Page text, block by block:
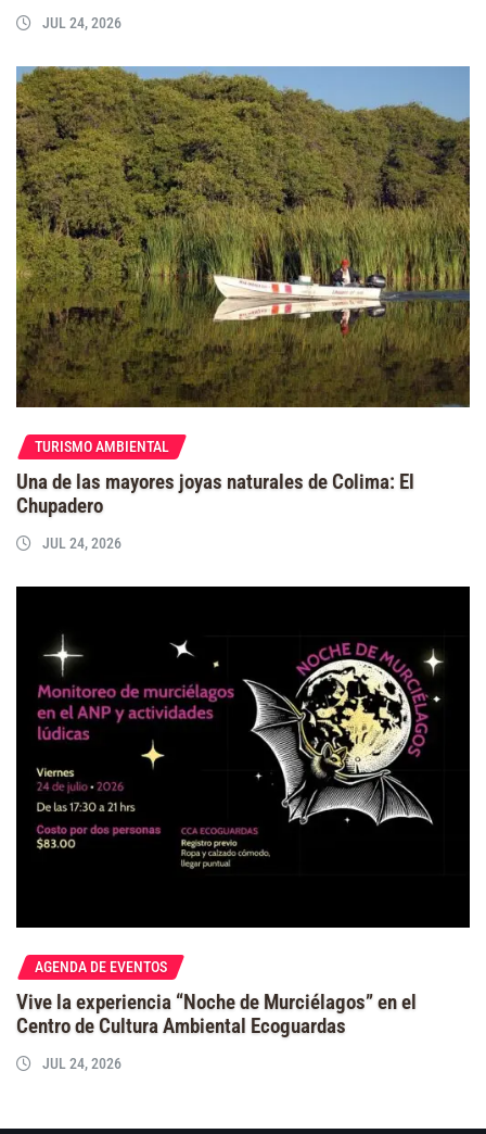
JUL 24, 2026
TURISMO AMBIENTAL
Una de las mayores joyas naturales de Colima: El
Chupadero
JUL 24, 2026
AGENDA DE EVENTOS
Vive la experiencia “Noche de Murciélagos” en el
Centro de Cultura Ambiental Ecoguardas
JUL 24, 2026